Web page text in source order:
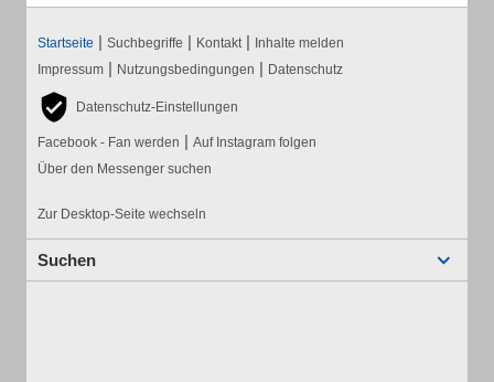
Startseite | Suchbegriffe | Kontakt | Inhalte melden
Impressum | Nutzungsbedingungen | Datenschutz
Datenschutz-Einstellungen
Facebook - Fan werden | Auf Instagram folgen
Über den Messenger suchen
Zur Desktop-Seite wechseln
Suchen